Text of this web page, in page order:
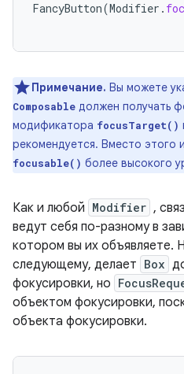
FancyButton(Modifier .
Примечание. Вы можете
Composable должен получать
модификатора focusTarget()
рекомендуется. Вместо этого
focusable() более высокого
Как и любой Modifier ,
ведут себя по-разному в
котором вы их объявляете.
следующему, делает Box
фокусировки, но
объектом фокусировки,
объекта фокусировки.